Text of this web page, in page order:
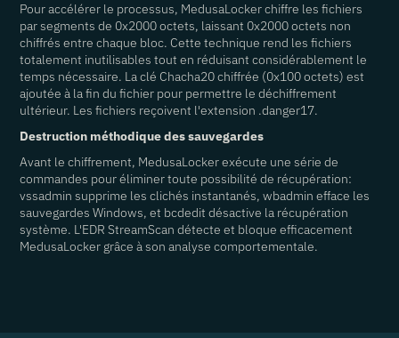
Pour accélérer le processus, MedusaLocker chiffre les fichiers
par segments de 0x2000 octets, laissant 0x2000 octets non
chiffrés entre chaque bloc. Cette technique rend les fichiers
totalement inutilisables tout en réduisant considérablement le
temps nécessaire. La clé Chacha20 chiffrée (0x100 octets) est
ajoutée à la fin du fichier pour permettre le déchiffrement
ultérieur. Les fichiers reçoivent l'extension .danger17.
Destruction méthodique des sauvegardes
Avant le chiffrement, MedusaLocker exécute une série de
commandes pour éliminer toute possibilité de récupération:
vssadmin supprime les clichés instantanés, wbadmin efface les
sauvegardes Windows, et bcdedit désactive la récupération
système. L'EDR StreamScan détecte et bloque efficacement
MedusaLocker grâce à son analyse comportementale.